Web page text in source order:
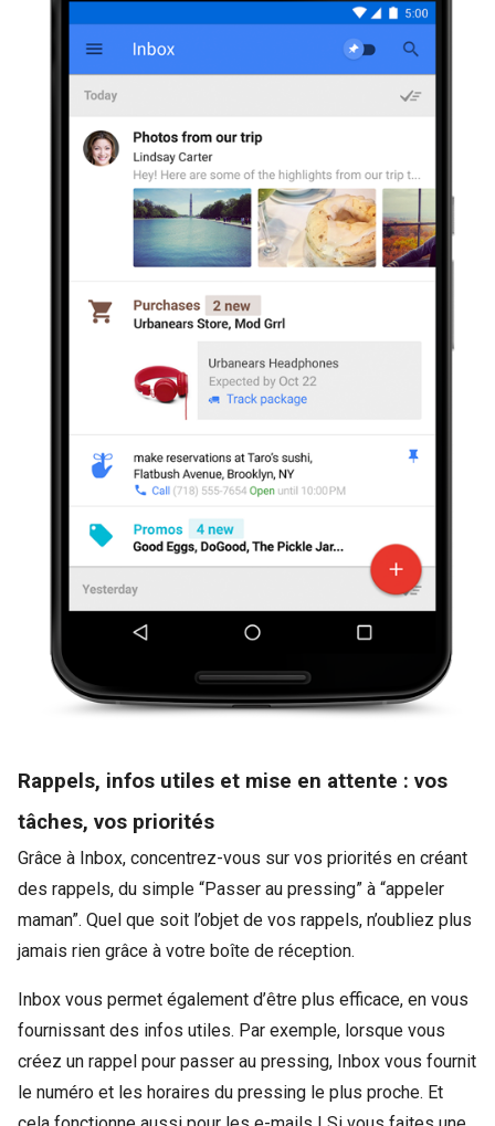
Rappels, infos utiles et mise en attente : vos
tâches, vos priorités
Grâce à Inbox, concentrez-vous sur vos priorités en créant
des rappels, du simple “Passer au pressing” à “appeler
maman”. Quel que soit l’objet de vos rappels, n’oubliez plus
jamais rien grâce à votre boîte de réception.
Inbox vous permet également d’être plus efficace, en vous
fournissant des infos utiles. Par exemple, lorsque vous
créez un rappel pour passer au pressing, Inbox vous fournit
le numéro et les horaires du pressing le plus proche. Et